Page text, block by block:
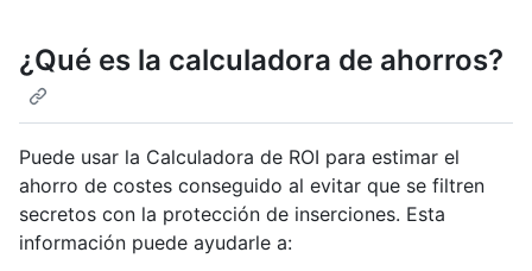
¿Qué es la calculadora de ahorros?
Puede usar la Calculadora de ROI para estimar el
ahorro de costes conseguido al evitar que se filtren
secretos con la protección de inserciones. Esta
información puede ayudarle a: